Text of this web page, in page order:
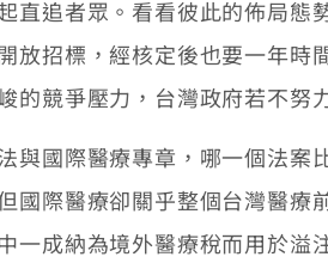
直追者眾。看看彼此的佈局
放招標，經核定後也要一年
的競爭壓力，台灣政府若不努
國際醫療專章，哪一個法案
國際醫療卻關乎整個台灣醫
一成納為境外醫療稅而用於溢